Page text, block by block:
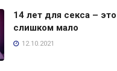
14 лет для секса – это
слишком мало
12.10.2021